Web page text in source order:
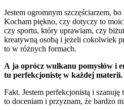
Jestem ogromnym szczęściarzem,
Kocham piękno, czy dotyczy to
czy sportu, który uprawiam, czy
kreatywną osobą i jeżeli cokolwiek
to w różnych formach.
A ja oprócz wulkanu pomysłów i
tu perfekcjonistę w każdej materii.
Fakt. Jestem perfekcjonistą i szanuję
to doceniam i przyznam, że bardzo